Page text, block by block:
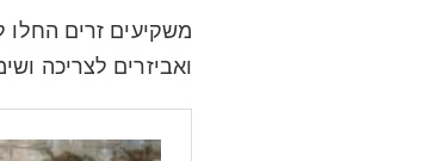
משקיעים זרים החלו
ואביזרים לצריכה